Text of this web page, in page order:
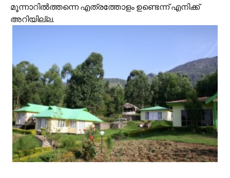
മൂന്നാറില്‍ത്തന്നെ എത്രത്തോളം ഉണ്ടെന്ന് എനിക്ക്
അറിയില്ല.